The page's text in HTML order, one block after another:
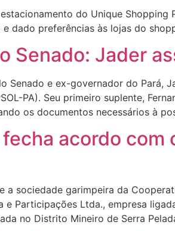
do Unique
dado preferências às lojas do
Senado: Jader
Senado e ex-governador do Pará,
PA). Seu primeiro suplente,
os documentos necessários à
acordo com
a sociedade garimpeira da
e Participações Ltda., empresa
no Distrito Mineiro de Serra